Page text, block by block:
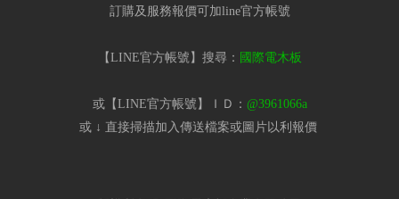
訂購及服務報價可加line官方帳號
【LINE官方帳號】搜尋： 國際電木板
或【LINE官方帳號】ＩＤ： @3961066a
或 ↓ 直接掃描加入傳送檔案或圖片以利報價​